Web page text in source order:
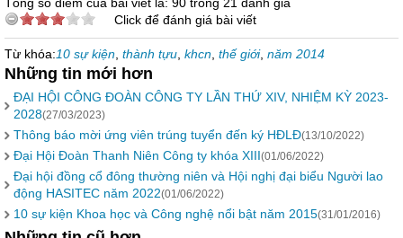
Click để đánh giá bài viết
Từ khóa:10 sự kiện thành tựu khcn thế giới, năm 2014
Những tin mới hơn
ĐẠI HỘI CÔNG ĐOÀN CÔNG TY LẦN THỨ XIV, NHIỆM KỲ 2023-
2028(27/03/2023)
Thông báo mời ứng viên trúng tuyển đến ký HĐLĐ(13/10/2022)
Đại Hội Đoàn Thanh Niên Công ty khóa XIII(01/06/2022)
Đại hội đồng cổ đông thường niên và Hội nghị đại biểu Người lao
động HASITEC năm 2022(01/06/2022)
10 sự kiện Khoa học và Công nghệ nổi bật năm 2015(31/01/2016)